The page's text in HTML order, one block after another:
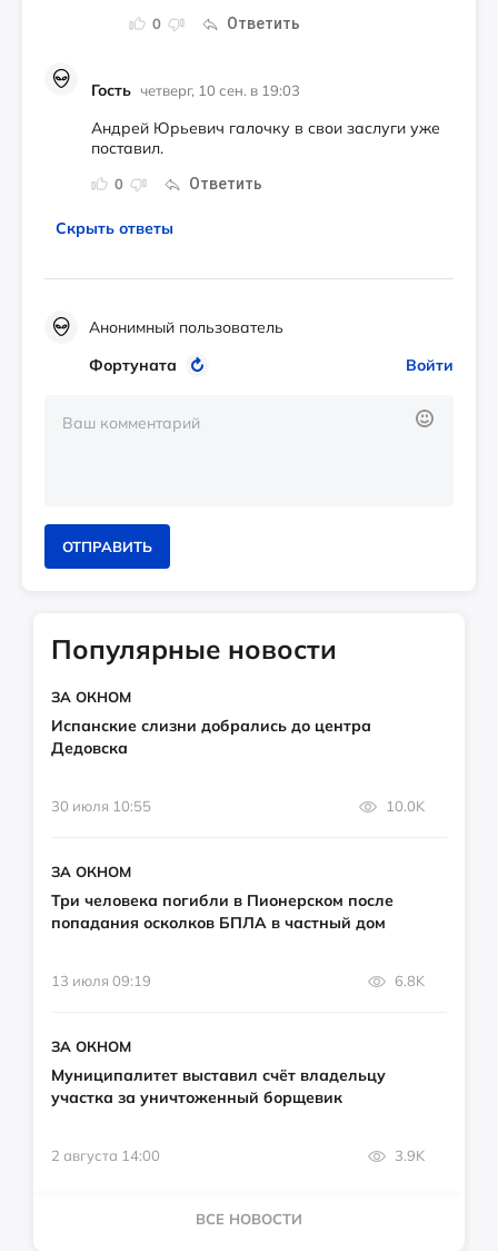
0 Ответить
Гость четверг, 10 сен. в 19:03
0 Ответить
Андрей Юрьевич галочку в свои заслуги уже
поставил.
Скрыть ответы
Анонимный пользователь
Фортуната
Войти
ОТПРАВИТЬ
Популярные новости
ЗА ОКНОМ
Испанские слизни добрались до центра
Дедовска
30 июля 10:55 10.0K
ЗА ОКНОМ
Три человека погибли в Пионерском после
попадания осколков БПЛА в частный дом
13 июля 09:19 6.8K
ЗА ОКНОМ
Муниципалитет выставил счёт владельцу
участка за уничтоженный борщевик
2 августа 14:00 3.9K
ВСЕ НОВОСТИ